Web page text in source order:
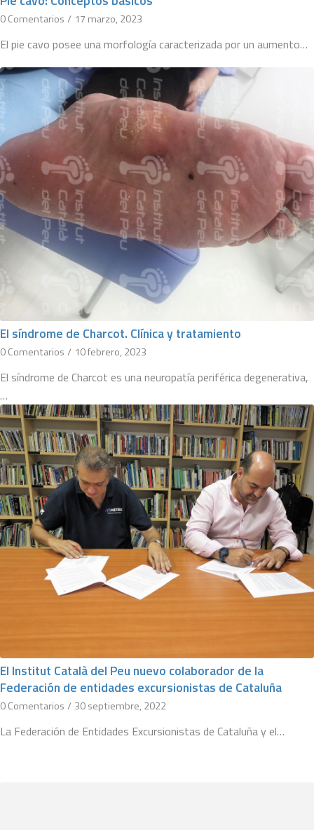
0 Comentarios / 17 marzo, 2023
El pie cavo posee una morfología caracterizada por un aumento…
El síndrome de Charcot. Clínica y tratamiento
0 Comentarios / 10 febrero, 2023
El síndrome de Charcot es una neuropatía periférica degenerativa,
…
El Institut Català del Peu nuevo colaborador de la
Federación de entidades excursionistas de Cataluña
0 Comentarios / 30 septiembre, 2022
La Federación de Entidades Excursionistas de Cataluña y el…